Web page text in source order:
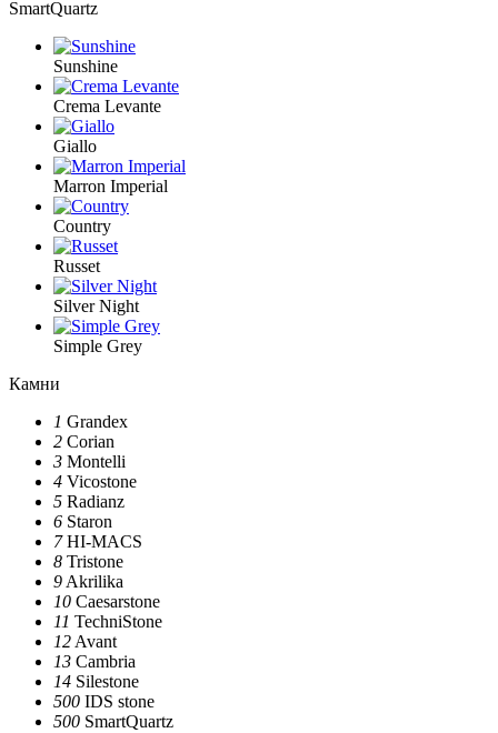
SmartQuartz
Sunshine
Crema Levante
Giallo
Marron Imperial
Country
Russet
Silver Night
Simple Grey
Камни
1 Grandex
2 Corian
3 Montelli
4 Vicostone
5 Radianz
6 Staron
7 HI-MACS
8 Tristone
9Akrilika
10 Caesarstone
11 TechniStone
12Avant
13 Cambria
14 Silestone
500 IDS stone
500 SmartQuartz